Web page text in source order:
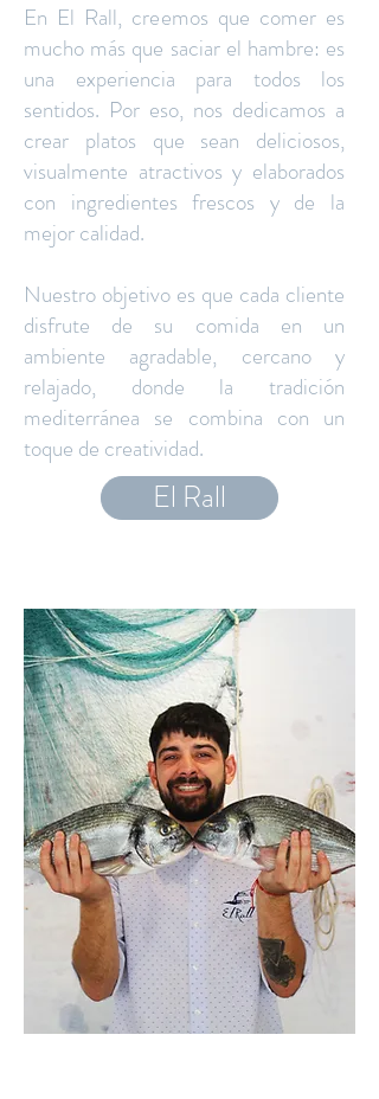
En El Rall, creemos que comer es
mucho más que saciar el hambre: es
una experiencia para todos los
sentidos. Por eso, nos dedicamos a
crear platos que sean deliciosos,
visualmente atractivos y elaborados
con ingredientes frescos y de la
mejor calidad.
Nuestro objetivo es que cada cliente
disfrute de su comida en un
ambiente agradable, cercano y
relajado, donde la tradición
mediterránea se combina con un
toque de creatividad.
El Rall